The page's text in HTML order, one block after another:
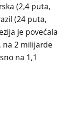
(2,4 puta,
(24 puta,
je povećala
na 2 milijarde
na 1,1